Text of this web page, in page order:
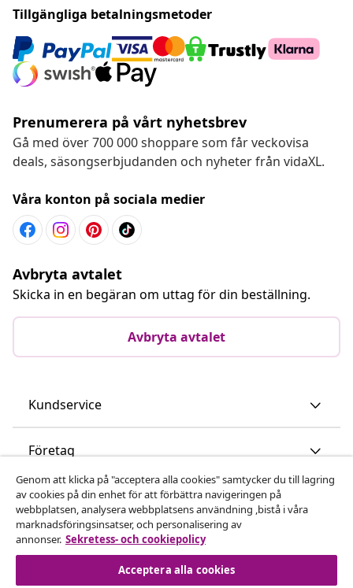
Tillgängliga betalningsmetoder
Prenumerera på vårt nyhetsbrev
Gå med över 700 000 shoppare som får veckovisa
deals, säsongserbjudanden och nyheter från vidaXL.
Våra konton på sociala medier
Avbryta avtalet
Skicka in en begäran om uttag för din beställning.
Avbryta avtalet
Kundservice
Företag
vidaXL
Upptäck mer
Genom att klicka på "acceptera alla cookies" samtycker du till lagring
av cookies på din enhet för att förbättra navigeringen på
webbplatsen, analysera webbplatsens användning ,bistå i våra
marknadsföringsinsatser, och personalisering av
annonser. Sekretess- och cookiepolicy
Acceptera alla cookies